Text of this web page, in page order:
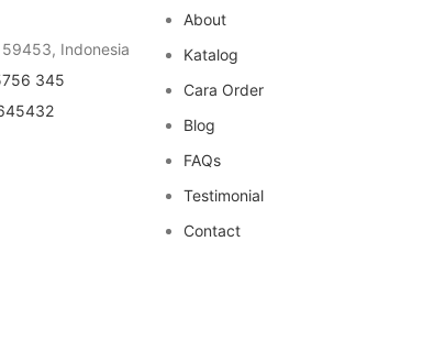
Indonesia
345
About
Katalog
Cara Order
Blog
FAQs
Testimonial
Contact